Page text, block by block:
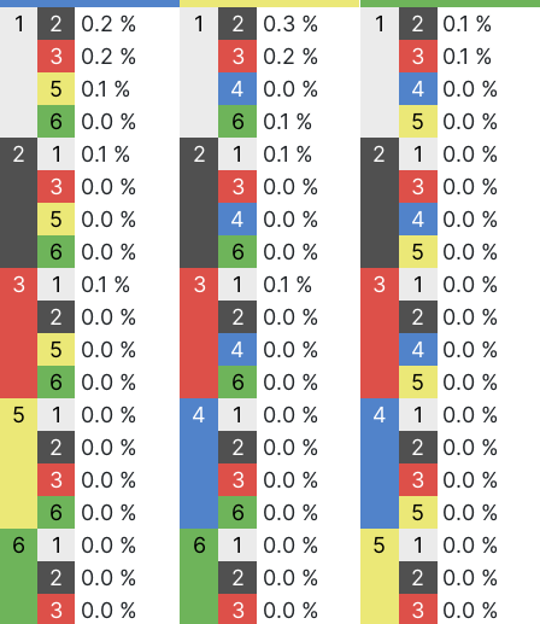
1
2
0.2 %
3
0.2 %
5
0.1 %
6
0.0 %
2
1
0.1 %
3
0.0 %
5
0.0 %
6
0.0 %
3
1
0.1 %
2
0.0 %
5
0.0 %
6
0.0 %
5
1
0.0 %
2
0.0 %
3
0.0 %
6
0.0 %
6
1
0.0 %
2
0.0 %
3
0.0 %
1
2
0.3 %
3
0.2 %
4
0.0 %
6
0.1 %
2
1
0.1 %
3
0.0 %
4
0.0 %
6
0.0 %
3
1
0.1 %
2
0.0 %
4
0.0 %
6
0.0 %
4
1
0.0 %
2
0.0 %
3
0.0 %
6
0.0 %
6
1
0.0 %
2
0.0 %
3
0.0 %
1
2
0.1 %
3
0.1 %
4
0.0 %
5
0.0 %
2
1
0.0 %
3
0.0 %
4
0.0 %
5
0.0 %
3
1
0.0 %
2
0.0 %
4
0.0 %
5
0.0 %
4
1
0.0 %
2
0.0 %
3
0.0 %
5
0.0 %
5
1
0.0 %
2
0.0 %
3
0.0 %